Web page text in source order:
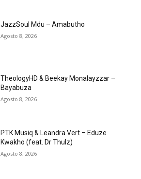
JazzSoul Mdu – Amabutho
Agosto 8, 2026
TheologyHD & Beekay Monalayzzar –
Bayabuza
Agosto 8, 2026
PTK Musiq & Leandra.Vert – Eduze
Kwakho (feat. Dr Thulz)
Agosto 8, 2026